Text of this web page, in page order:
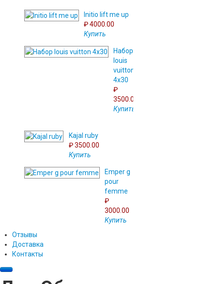
Initio lift me up
₽ 4000.00
Купить
Набор
louis
vuitton
4x30
₽
3500.00
Купить
Kajal ruby
₽ 3500.00
Купить
Emper g
pour
femme
₽
3000.00
Купить
Отзывы
Доставка
Контакты